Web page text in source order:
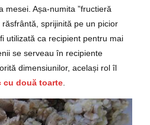
mesei. Așa-numita ”fructieră
sprijinită pe un picior
utilizată ca recipient pentru mai
se serveau în recipiente
dimensiunilor, același rol îl
cu două toarte.